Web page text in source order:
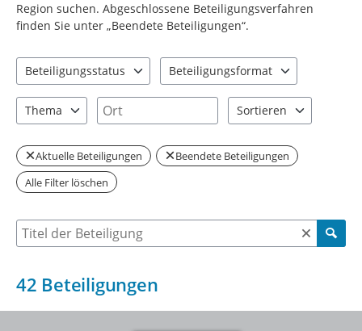
Region suchen. Abgeschlossene Beteiligungsverfahren
finden Sie unter „Beendete Beteiligungen“.
Beteiligungsstatus
Beteiligungsformat
Thema
Ort
Sortieren
Aktuelle Beteiligungen
Beendete Beteiligungen
Alle Filter löschen
Suche nach Beteiligung
42 Beteiligungen